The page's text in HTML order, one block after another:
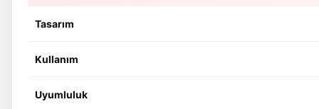
Tasarım
Kullanım
Uyumluluk